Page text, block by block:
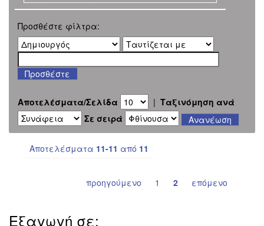
Προσθέστε φίλτρα:
Αποτελέσματα/Σελίδα | Ταξινόμηση ανά
Σε σειρά
Αποτελέσματα 11-11 από 11
προηγούμενο 1 2 επόμενο
Εξαγωγή σε: